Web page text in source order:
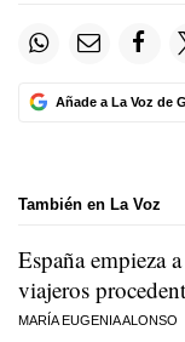
Añade a La Voz de
También en La Voz
España empieza
viajeros
MARÍA EUGENIA ALONSO